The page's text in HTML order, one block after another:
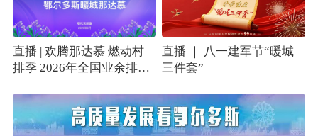
直播 | 欢腾那达慕 燃动村
排季 2026年全国业余排球
直播 ｜ 八一建军节“暖城
三件套”